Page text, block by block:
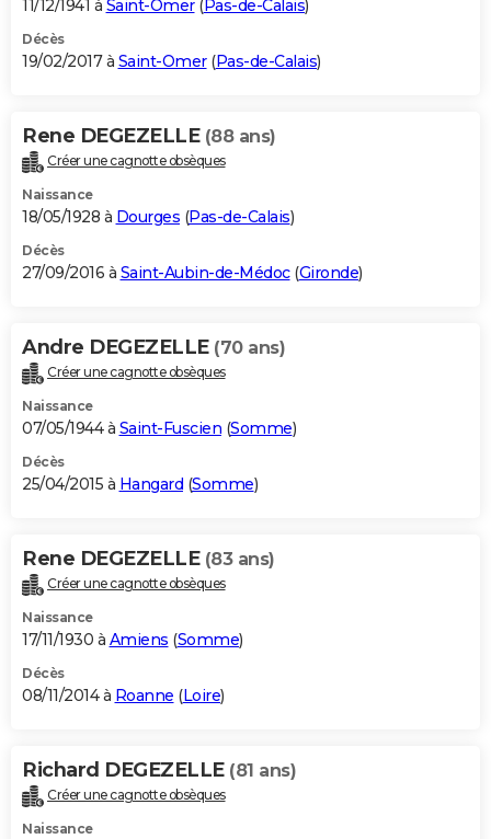
11/12/1941 à Saint-Omer( Pas-de-Calais)
Décès
19/02/2017 à Saint-Omer(Pas-de-Calais)
Rene DEGEZELLE (88 ans)
Créer une cagnotte obsèques
Naissance
18/05/1928 à Dourges (Pas-de-Calais)
Décès
27/09/2016 à Saint-Aubin-de-Médoc(Gironde)
Andre DEGEZELLE (70 ans)
Créer une cagnotte obsèques
Naissance
07/05/1944 à Saint-Fuscien (Somme)
Décès
25/04/2015 à Hangard (Somme)
Rene DEGEZELLE (83 ans)
Créer une cagnotte obsèques
Naissance
17/11/1930 à Amiens (Somme)
Décès
08/11/2014 à Roanne (Loire)
Richard DEGEZELLE (81 ans)
Créer une cagnotte obsèques
Naissance